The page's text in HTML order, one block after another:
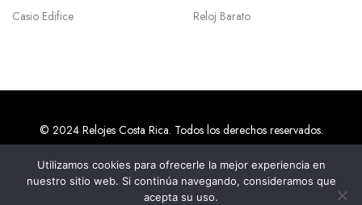
Casio Edifice
Reloj Barato
© 2024 Relojes Costa Rica. Todos los derechos reservados.
Agencias SEO en Costa Rica
Utilizamos cookies para ofrecerle la mejor experiencia en
nuestro sitio web. Si continúa navegando, consideramos que
acepta su uso.